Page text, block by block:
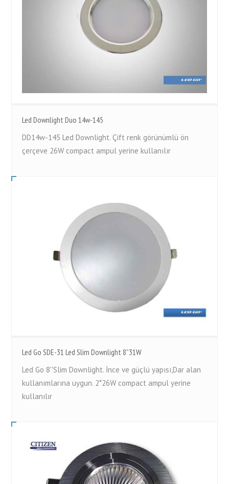
Led Downlight Duo 14w-145
DD14w-145 Led Downlight. Çift renk görünümlü ön
çerçeve 26W compact ampul yerine kullanılır
Led Go SDE-31 Led Slim Downlight 8”31W
Led Go 8''Slim Downlight. İnce ve güçlü yapısı,Dar alan
kullanımlarına uygun. 2*26W compact ampul yerine
kullanılır